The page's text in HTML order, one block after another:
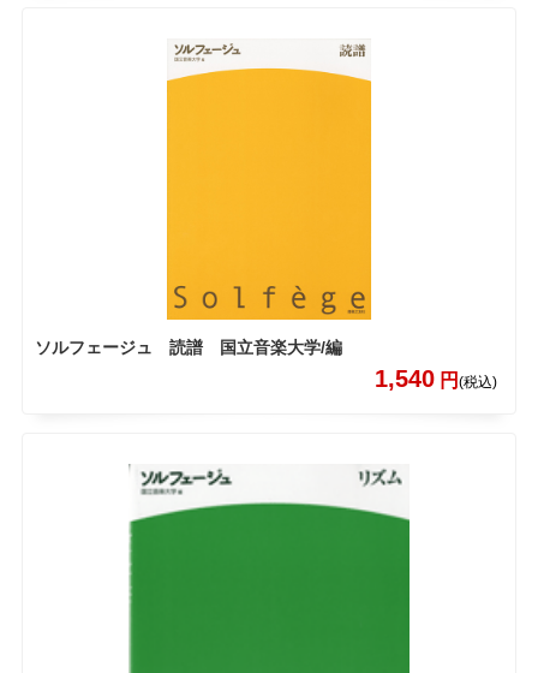
ソルフェージュ 読譜 国立音楽大学/編
1,540 円(税込)